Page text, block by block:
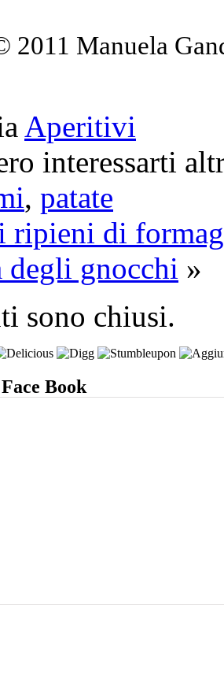
2011 Manuela
Aperitivi
interessarti
, patate
ripieni di
degli gnocchi »
sono chiusi.
Book